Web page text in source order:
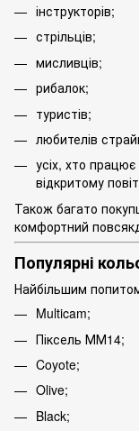
інструкторів;
стрільців;
мисливців;
рибалок;
туристів;
любителів
усіх, хто
відкритому
Також багато
комфортний
Популярні
Найбільшим
Multicam;
Піксель ММ14;
Coyote;
Olive;
Black;